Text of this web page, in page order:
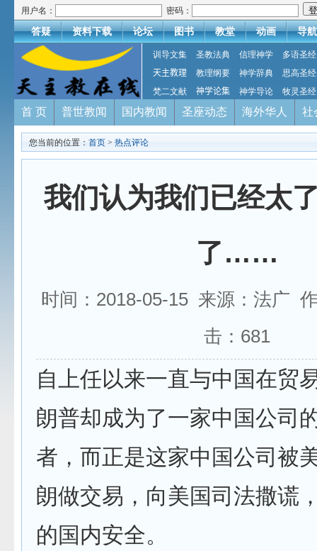
用户名： 密码：
答疑 资料下载 论坛 图书 教堂 动画 导航
训导文集 圣教法典 信理神学
多语圣经
天主教理
教理纲要 神学辞典
思高圣经
梵二文献
神学论集 神学导论 牧灵圣经
首 页 普世教闻 国内教闻 圣座动态 海外华人 社
您当前的位置： 首页 > 热点评论
我们认为我们已经太
了……
时间：2018-05-15 来源：法广
击： 681
自上任以来一直与中国在贸
朗普却成为了一家中国公司
者，而正是这家中国公司被
朗做交易，向美国司法撒谎
的国内安全。